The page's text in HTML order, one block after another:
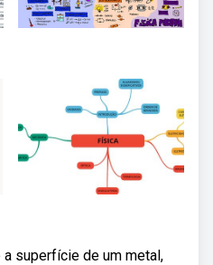
superfície de um metal,